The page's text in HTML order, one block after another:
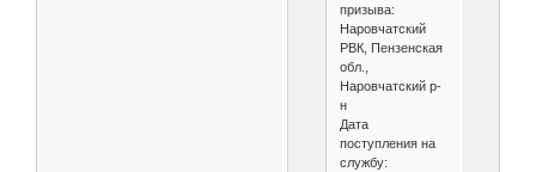
призыва:
Наровчатский
РВК, Пензенская
обл.,
Наровчатский р-
н
Дата
поступления на
службу: